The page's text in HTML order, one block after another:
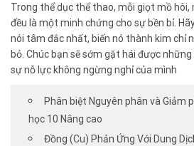
Trong thể dục thể thao, mỗi giọt mồ hôi,
đều là một minh chứng cho sự bền bỉ.
nói tâm đắc nhất, biến nó thành kim chỉ
bỏ. Chúc bạn sẽ sớm gặt hái được
sự nỗ lực không ngừng nghỉ của mình
Phân biệt Nguyên phân và Giảm
học 10 Nâng cao
Đồng (Cu) Phản Ứng Với Dung